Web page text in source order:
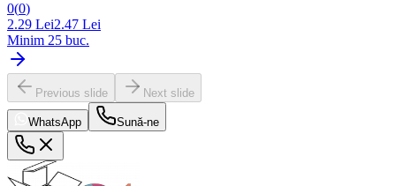
0(0)
2.29 Lei2.47 Lei
Minim 25 buc.
Previous slide Next slide
WhatsApp Sună-ne